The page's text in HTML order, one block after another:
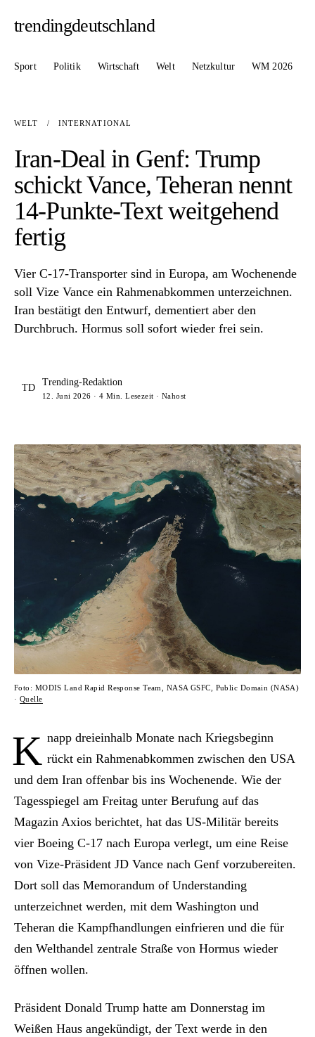
trendingdeutschland
Sport Politik Wirtschaft Welt Netzkultur WM 2026
WELT / INTERNATIONAL
Iran-Deal in Genf: Trump
schickt Vance, Teheran nennt
14-Punkte-Text weitgehend
fertig
Vier C-17-Transporter sind in Europa, am Wochenende
soll Vize Vance ein Rahmenabkommen unterzeichnen.
Iran bestätigt den Entwurf, dementiert aber den
Durchbruch. Hormus soll sofort wieder frei sein.
TD
Trending-Redaktion
12. Juni 2026 · 4 Min. Lesezeit · Nahost
Foto: MODIS Land Rapid Response Team, NASA GSFC, Public Domain (NASA)
· Quelle
K napp dreieinhalb Monate nach Kriegsbeginn
rückt ein Rahmenabkommen zwischen den USA
und dem Iran offenbar bis ins Wochenende. Wie der
Tagesspiegel am Freitag unter Berufung auf das
Magazin Axios berichtet, hat das US-Militär bereits
vier Boeing C-17 nach Europa verlegt, um eine Reise
von Vize-Präsident JD Vance nach Genf vorzubereiten.
Dort soll das Memorandum of Understanding
unterzeichnet werden, mit dem Washington und
Teheran die Kampfhandlungen einfrieren und die für
den Welthandel zentrale Straße von Hormus wieder
öffnen wollen.
Präsident Donald Trump hatte am Donnerstag im
Weißen Haus angekündigt, der Text werde in den